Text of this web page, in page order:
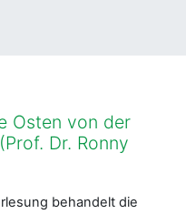
Osten von der
Dr. Ronny
behandelt die